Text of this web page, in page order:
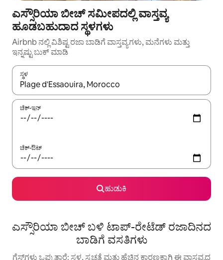
ಎಸ್ಸೌರಿಯಾ ಬೀಚ್ ಸಮೀಪದಲ್ಲಿ ವಾಸ್ತವ್ಯ
ಹೂಡಬಹುದಾದ ಸ್ಥಳಗಳು
Airbnb ನಲ್ಲಿ ವಿಶಿಷ್ಟ ರಜಾ ಬಾಡಿಗೆ ವಾಸ್ತವ್ಯಗಳು, ಮನೆಗಳು ಮತ್ತು
ಇನ್ನಷ್ಟು ಬುಕ್ ಮಾಡಿ
ಸ್ಥಳ
ಫಲಿತಾಂಶಗಳು ಲಭ್ಯವಿರುವಾಗ, ಅಪ್ ಮತ್ತು ಡೌನ್ ಬಾಣದ ಕೀಲಿಗಳೊಂದಿಗೆ
ಚೆಕ್-ಇನ್
ಚೆಕ್-ಔಟ್
ಹುಡುಕಿ
ಎಸ್ಸೌರಿಯಾ ಬೀಚ್ ಬಳಿ ಟಾಪ್-ರೇಟೆಡ್ ರಜಾದಿನದ
ಬಾಡಿಗೆ ವಸತಿಗಳು
ಗೆಸ್ಟ್‌ಗಳು ಒಪ್ಪುತ್ತಾರೆ: ಸ್ಥಳ, ಸ್ವಚ್ಛತೆ ಮತ್ತು ಹೆಚ್ಚಿನ ಕಾರಣಕ್ಕಾಗಿ ಈ ವಾಸ್ತವ್ಯದ